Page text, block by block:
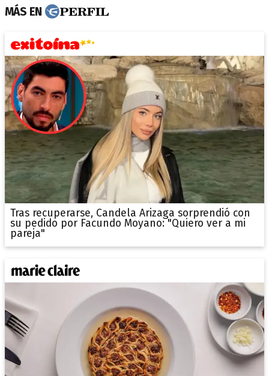
MÁS EN
Tras recuperarse, Candela Arizaga sorprendió con
su pedido por Facundo Moyano: "Quiero ver a mi
pareja"